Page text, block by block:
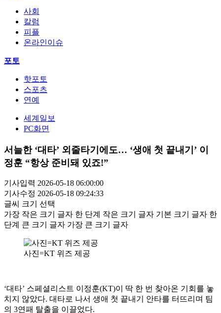
사회
칼럼
피플
온라인이슈
포토
핫포토
스포츠
연예
세계일보
PC화면
서늘한 ‘대타’ 외줄타기에도… ‘생애 첫 끝내기’ 이
정훈 “항상 준비돼 있죠!”
기사입력 2026-05-18 06:00:00
기사수정 2026-05-18 09:24:33
글씨 크기 선택
가장 작은 크기 글자 한 단계 작은 크기 글자 기본 크기 글자 한
단계 큰 크기 글자 가장 큰 크기 글자
사진=KT 위즈 제공
‘대타’ 스페셜리스트 이정훈(KT)이 딱 한 번 찾아온 기회를 놓
치지 않았다. 대타로 나서 생애 첫 끝내기 안타를 터뜨리며 팀
의 3연패 탈출을 이끌었다.